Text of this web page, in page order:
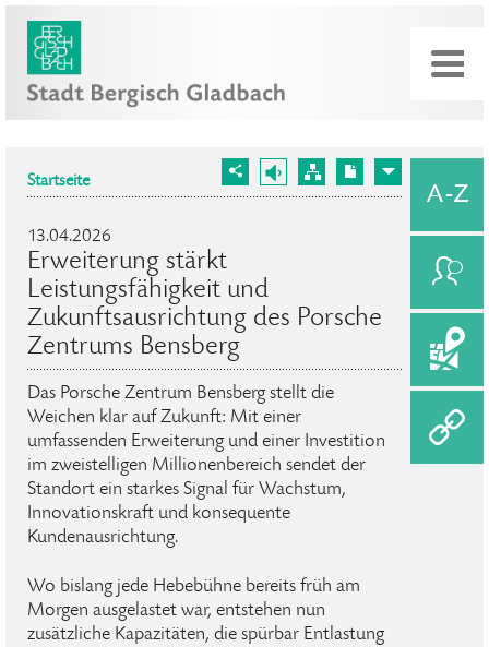
Startseite
13.04.2026
Erweiterung stärkt
Leistungsfähigkeit und
Zukunftsausrichtung des Porsche
Zentrums Bensberg
Das Porsche Zentrum Bensberg stellt die
Weichen klar auf Zukunft: Mit einer
umfassenden Erweiterung und einer Investition
im zweistelligen Millionenbereich sendet der
Standort ein starkes Signal für Wachstum,
Innovationskraft und konsequente
Kundenausrichtung.
Wo bislang jede Hebebühne bereits früh am
Morgen ausgelastet war, entstehen nun
zusätzliche Kapazitäten, die spürbar Entlastung